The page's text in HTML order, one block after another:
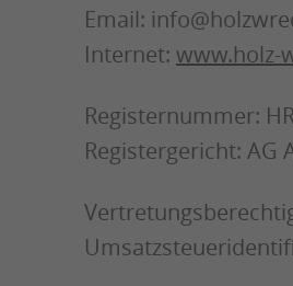
Email:
Internet: www.holz-
Registernummer:
Registergericht: AG